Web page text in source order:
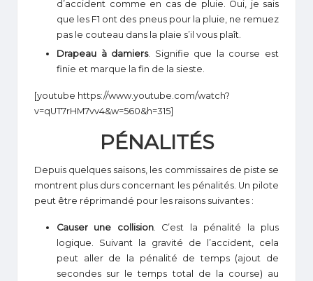
d’accident comme en cas de pluie. Oui, je sais
que les F1 ont des pneus pour la pluie, ne remuez
pas le couteau dans la plaie s’il vous plaît.
Drapeau à damiers. Signifie que la course est
finie et marque la fin de la sieste.
[youtube https://www.youtube.com/watch?
v=qUT7rHM7vv4&w=560&h=315]
PÉNALITÉS
Depuis quelques saisons, les commissaires de piste se
montrent plus durs concernant les pénalités. Un pilote
peut être réprimandé pour les raisons suivantes :
Causer une collision. C’est la pénalité la plus
logique. Suivant la gravité de l’accident, cela
peut aller de la pénalité de temps (ajout de
secondes sur le temps total de la course) au